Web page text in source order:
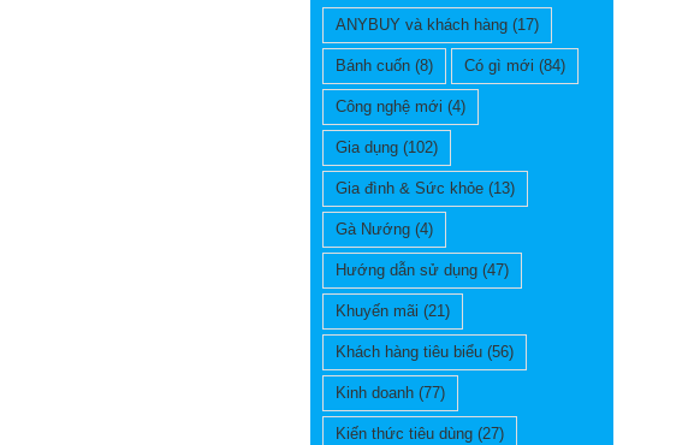
ANYBUY và khách hàng (17)
Bánh cuốn (8) Có gì mới (84)
Công nghệ mới (4)
Gia dụng (102)
Gia đình & Sức khỏe (13)
Gà Nướng (4)
Hướng dẫn sử dụng (47)
Khuyến mãi (21)
Khách hàng tiêu biểu (56)
Kinh doanh (77)
Kiến thức tiêu dùng (27)